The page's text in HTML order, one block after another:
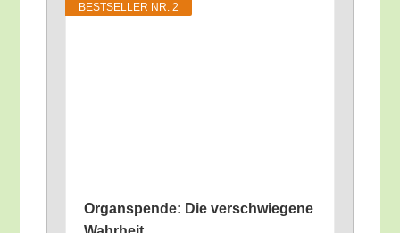
BEST­SEL­LER NR. 2
Organ­spen­de: Die ver­schwie­ge­ne